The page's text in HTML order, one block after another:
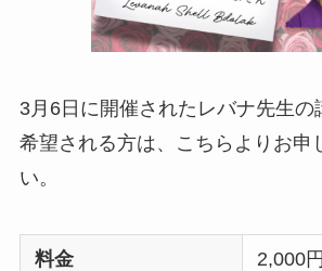
3月6日に開催されたレバナ先生の
希望される方は、こちらよりお申
い。
料金 2,000